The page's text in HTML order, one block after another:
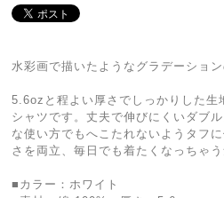
水彩画で描いたようなグラデーショ
5.6ozと程よい厚さでしっかりした生
シャツです。丈夫で伸びにくいダブ
な使い方でもへこたれないようタフ
さを両立、毎日でも着たくなっちゃ
■カラー：ホワイト